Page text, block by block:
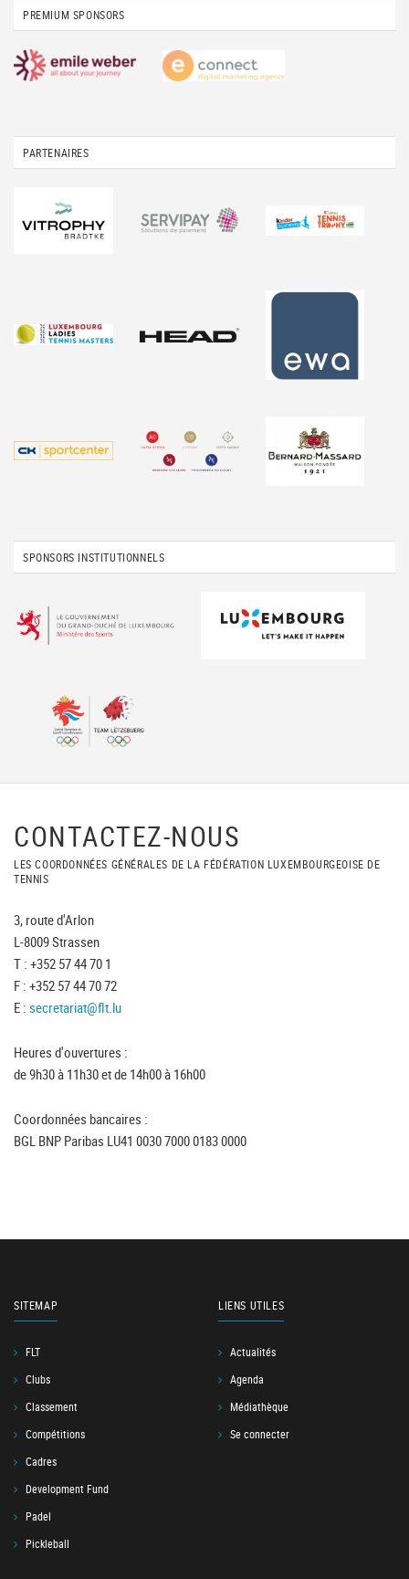
PREMIUM SPONSORS
PARTENAIRES
SPONSORS INSTITUTIONNELS
CONTACTEZ-NOUS
LES COORDONNÉES GÉNÉRALES DE LA FÉDÉRATION LUXEMBOURGEOISE DE
TENNIS
3, route d'Arlon
L-8009 Strassen
T : +352 57 44 70 1
F : +352 57 44 70 72
E : secretariat@flt.lu
Heures d'ouvertures :
de 9h30 à 11h30 et de 14h00 à 16h00
Coordonnées bancaires :
BGL BNP Paribas LU41 0030 7000 0183 0000
SITEMAP
FLT
Clubs
Classement
Compétitions
Cadres
Development Fund
Padel
Pickleball
LIENS UTILES
Actualités
Agenda
Médiathèque
Se connecter